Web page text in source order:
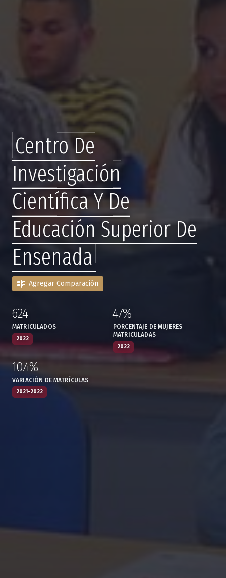
Centro De
Investigación
Científica Y De
Educación Superior De
Ensenada
Agregar Comparación
2022
:624
MATRICULADOS
2022
:
47%
PORCENTAJE DE MUJERES
MATRICULADAS
2021-2022
:
10.4%
VARIACIÓN DE MATRÍCULAS